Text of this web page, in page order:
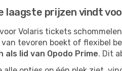
laagste prijzen vindt
Volaris tickets
tevoren boekt of flexibel
als lid van Opodo Prime. Dit